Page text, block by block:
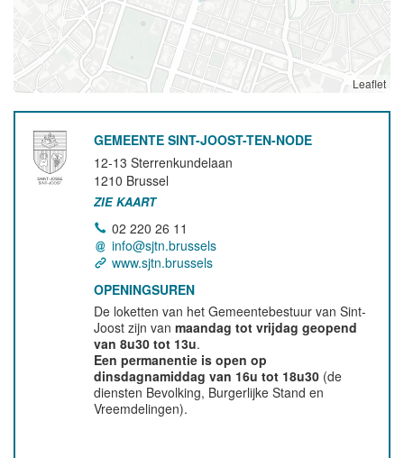
Leaflet
GEMEENTE SINT-JOOST-TEN-NODE
12-13 Sterrenkundelaan
1210 Brussel
ZIE KAART
02 220 26 11
info@sjtn.brussels
www.sjtn.brussels
OPENINGSUREN
De loketten van het Gemeentebestuur van Sint-
Joost zijn vanmaandag tot vrijdag geopend
van 8u30 tot 13u.
Een permanentie is open op
dinsdagnamiddag van 16u tot 18u30 (de
diensten Bevolking, Burgerlijke Stand en
Vreemdelingen).